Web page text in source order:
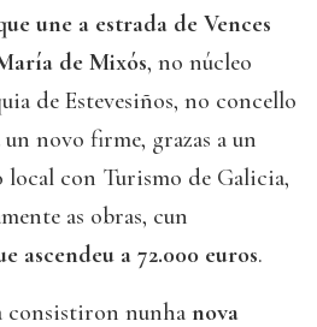
une a estrada de Vences
de Mixós, no núcleo
de Estevesiños, no concello
novo firme, grazas a un
con Turismo de Galicia,
as obras, cun
ascendeu a 72.000 euros.
consistiron nunha nova